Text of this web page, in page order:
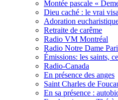
Montée pascale «
Dieu caché : le vrai
Adoration
Retraite de carême
Radio VM Montréal
Radio Notre Dame
Émissions: les saints,
Radio-Canada
En présence des anges
Saint Charles de
En sa présence :